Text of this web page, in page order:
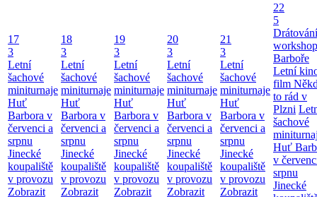
17
3
Letní
šachové
miniturnaje
Huť
Barbora v
červenci a
srpnu
Jinecké
koupaliště
v provozu
Zobrazit
18
3
Letní
šachové
miniturnaje
Huť
Barbora v
červenci a
srpnu
Jinecké
koupaliště
v provozu
Zobrazit
19
3
Letní
šachové
miniturnaje
Huť
Barbora v
červenci a
srpnu
Jinecké
koupaliště
v provozu
Zobrazit
20
3
Letní
šachové
miniturnaje
Huť
Barbora v
červenci a
srpnu
Jinecké
koupaliště
v provozu
Zobrazit
21
3
Letní
šachové
miniturnaje
Huť
Barbora v
červenci a
srpnu
Jinecké
koupaliště
v provozu
Zobrazit
22
5
Barboře
Letní
film
to rád v
Plzni
šachové
Huť
v
srpnu
Jinecké